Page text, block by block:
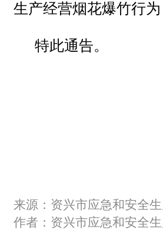
生产经营烟花爆竹行
特此通告。
来源：资兴市应急和安全
作者：资兴市应急和安全